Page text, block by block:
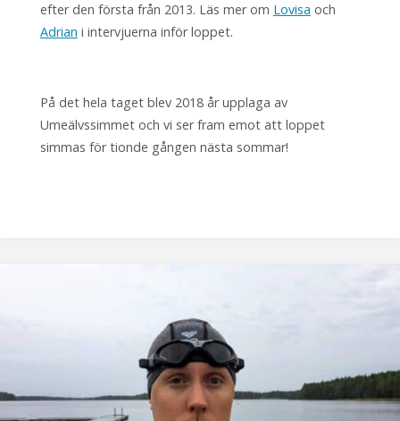
efter den första från 2013. Läs mer om Lovisa och
Adrian i intervjuerna inför loppet.
På det hela taget blev 2018 år upplaga av
Umeälvssimmet och vi ser fram emot att loppet
simmas för tionde gången nästa sommar!